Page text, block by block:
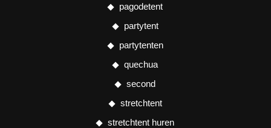
pagodetent
partytent
partytenten
quechua
second
stretchtent
stretchtent huren